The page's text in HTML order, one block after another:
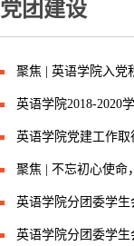
党团建设
聚焦 | 英语学院入党
英语学院2018-2020
英语学院党建工作取
聚焦 | 不忘初心使
英语学院分团委学生
英语学院分团委学